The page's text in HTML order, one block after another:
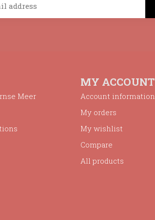
Meer
MY ACCOUNT
Account information
My orders
My wishlist
Compare
All products